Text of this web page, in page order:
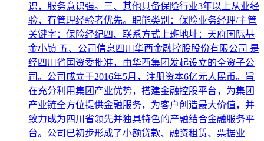
识，服务意识强。三、其他具备保险行业3年以上从业经
验，有管理经验者优先。职能类别：保险业务经理/主管
关键字：保险经纪四、联系方式上班地址：天府国际基
金小镇 五、公司信息四川华西金融控股股份有限公司 是
经四川省国资委批准，由华西集团发起设立的全资子公
司。公司成立于2016年5月，注册资本6亿元人民币。旨
在充分利用集团产业优势，搭建金融控股平台，为集团
产业链全方位提供金融服务，为客户创造最大价值，并
致力成为四川省领先并独具特色的产融结合金融服务平
台。公司已初步形成了小额贷款、融资租赁、票据业